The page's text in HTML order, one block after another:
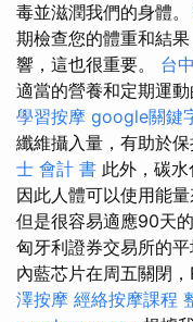
毒並滋潤我們的身體。
期檢查您的體重和結
響，這也很重要。 台
適當的營養和定期運動
學習按摩 google關鍵
纖維攝入量，有助於
士 會計 書 此外，碳
因此人體可以使用能
但是很容易適應90天
匈牙利證券交易所的
內藍芯片在周五關閉
澤按摩 經絡按摩課程